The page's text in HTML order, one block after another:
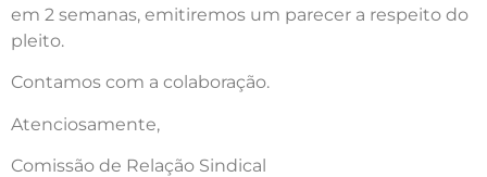
em 2 semanas, emitiremos um parecer a respeito do
pleito.
Contamos com a colaboração.
Atenciosamente,
Comissão de Relação Sindical